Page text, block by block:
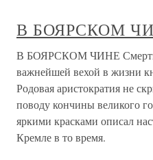
В БОЯРСКОМ
В БОЯРСКОМ ЧИНЕ Смерть
важнейшей вехой в жизни
Родовая аристократия не
поводу кончины великого
яркими красками описал
Кремле в то время.